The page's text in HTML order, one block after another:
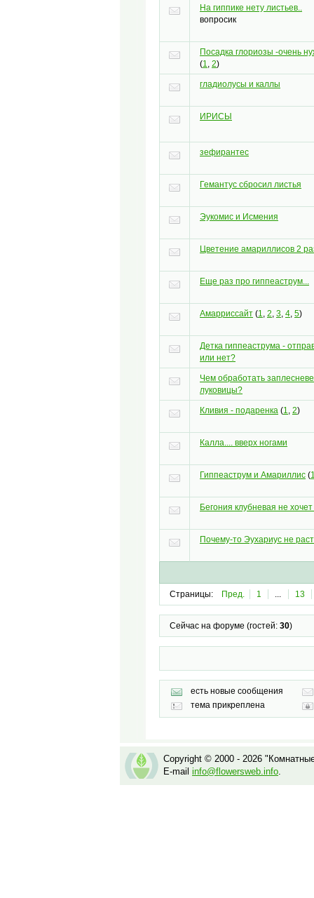
На гиппике нету листьев..
вопросик
Посадка глориозы -очень
(1, 2)
гладиолусы и каллы
ИРИСЫ
зефирантес
Гемантус сбросил листья
Эукомис и Исмения
Цветение амариллисов 2
Еще раз про гиппеаструм...
Амарриссайт (1, 2, 3, 4, 5)
Детка гиппеаструма -
или нет?
Чем обработать
луковицы?
Кливия - подаренка (1, 2)
Калла.... вверх ногами
Гиппеаструм и Амариллис (
Бегония клубневая не хочет
Почему-то Эухариус не
Страницы: Пред. 1 ... 13
Сейчас на форуме (гостей: 30)
есть новые сообщения
тема прикреплена
Copyright © 2000 - 2026
E-mail info@flowersweb.info.